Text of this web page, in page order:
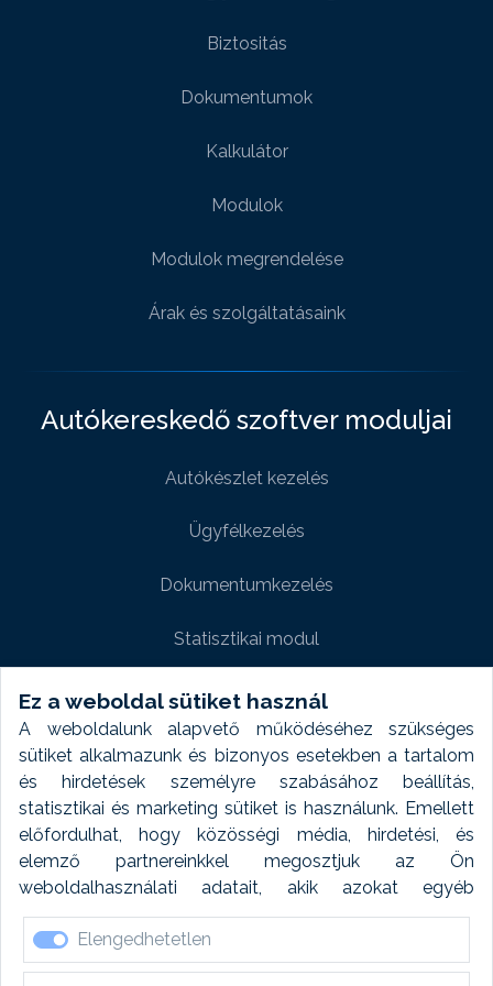
Ez a weboldal sütiket használ
A weboldalunk alapvető működéséhez szükséges
sütiket alkalmazunk és bizonyos esetekben a tartalom
és hirdetések személyre szabásához beállítás,
statisztikai és marketing sütiket is használunk. Emellett
előfordulhat, hogy közösségi média, hirdetési, és
elemző partnereinkkel megosztjuk az Ön
weboldalhasználati adatait, akik azokat egyéb
forrásokból gyűjtött adatokkal kombinálhatják. A sütik
elfogadásával kapcsolatosan naplózást végzünk és
ezen adatokat 6 hónap után automatikusan töröljük. A
Elengedhetetlen
Biztositás
Dokumentumok
Kalkulátor
Modulok
Modulok megrendelése
Árak és szolgáltatásaink
Autókereskedő szoftver moduljai
Autókészlet kezelés
Ügyfélkezelés
Dokumentumkezelés
Statisztikai modul
Weboldal modul
Fényképtár extra modul
Autómosó modul
Feladatütemezés